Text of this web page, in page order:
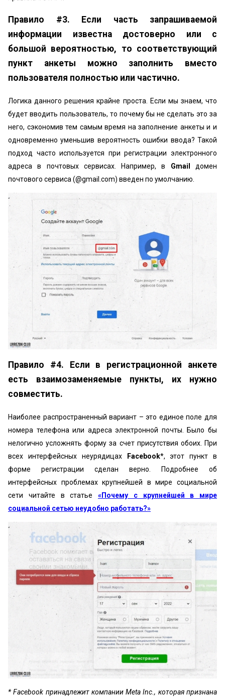
Правило #3. Если часть запрашиваемой
информации известна достоверно или с
большой вероятностью, то соответствующий
пункт анкеты можно заполнить вместо
пользователя полностью или частично.
Логика данного решения крайне проста. Если мы знаем, что
будет вводить пользователь, то почему бы не сделать это за
него, сэкономив тем самым время на заполнение анкеты и и
одновременно уменьшив вероятность ошибки ввода? Такой
подход часто используется при регистрации электронного
адреса в почтовых сервисах. Например, в Gmail домен
почтового сервиса (@gmail.com) введен по умолчанию.
Правило #4. Если в регистрационной анкете
есть взаимозаменяемые пункты, их нужно
совместить.
Наиболее распространенный вариант – это единое поле для
номера телефона или адреса электронной почты. Было бы
нелогично усложнять форму за счет присутствия обоих. При
всех интерфейсных неурядицах
Facebook*, этот пункт в
форме регистрации сделан верно. Подробнее об
интерфейсных проблемах крупнейшей в мире социальной
сети читайте в статье «Почему с крупнейшей в мире
социальной сетью неудобно работать?»
* Facebook принадлежит компании Meta Inc., которая признана